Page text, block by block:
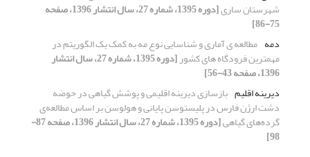
شهرستان ساری [دوره 1395، شماره 27، سال انتشار 1396، صفحه
75-86]
دمه مطالعه ی آماری و شناسایی نوع مه به کمک یک الگوریتم در
مهمترین فرودگاه های کشور [دوره 1395، شماره 27، سال انتشار
1396، صفحه 43-56]
دیرینه اقلیم باز‌سازی دیرینه اقلیمی و پوشش گیاهی در حوضه
دشت ارژن فارس در پلیستوسن پایانی و هولوسن بر اساس مطالعه‌ی
گرده‌های گیاهی [دوره 1395، شماره 27، سال انتشار 1396، صفحه 87-
98]